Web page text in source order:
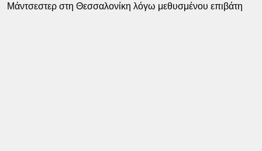
Μάντσεστερ στη Θεσσαλονίκη λόγω μεθυσμένου επιβάτη